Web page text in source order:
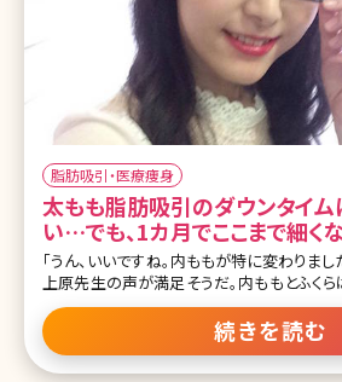
脂肪吸引・医療痩身
太もも脂肪吸引のダウンタイ
い…でも、1カ月でここまで細く
北条かやの脂肪吸引（太もも、
「うん、いいですね。内ももが特に変わりまし
上原先生の声が満足そうだ。内ももとふく
月。経過の写真撮影と検診のため、私は湘
両国院を訪ねていた。「まだ1カ月で、こん
か?」「僕自身もちょっと驚きです。北条さん
ので、そこからさらに細くするためにかなり
続きを読む